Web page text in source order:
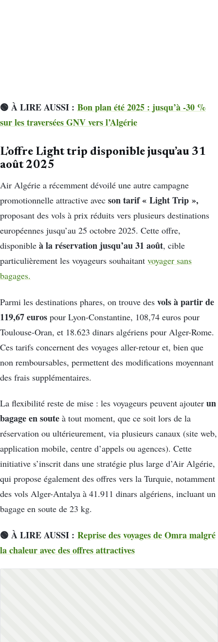
🟢 À LIRE AUSSI : Bon plan été 2025 : jusqu’à -30 %
sur les traversées GNV vers l’Algérie
L’offre Light trip disponible jusqu’au 31
août 2025
Air Algérie a récemment dévoilé une autre campagne
promotionnelle attractive avec son tarif « Light Trip »,
proposant des vols à prix réduits vers plusieurs destinations
européennes jusqu’au 25 octobre 2025. Cette offre,
disponible à la réservation jusqu’au 31 août, cible
particulièrement les voyageurs souhaitant voyager sans
bagages.
Parmi les destinations phares, on trouve des vols à partir de
119,67 euros pour Lyon-Constantine, 108,74 euros pour
Toulouse-Oran, et 18.623 dinars algériens pour Alger-Rome.
Ces tarifs concernent des voyages aller-retour et, bien que
non remboursables, permettent des modifications moyennant
des frais supplémentaires.
La flexibilité reste de mise : les voyageurs peuvent ajouter un
bagage en soute à tout moment, que ce soit lors de la
réservation ou ultérieurement, via plusieurs canaux (site web,
application mobile, centre d’appels ou agences). Cette
initiative s’inscrit dans une stratégie plus large d’Air Algérie,
qui propose également des offres vers la Turquie, notamment
des vols Alger-Antalya à 41.911 dinars algériens, incluant un
bagage en soute de 23 kg.
🟢 À LIRE AUSSI : Reprise des voyages de Omra malgré
la chaleur avec des offres attractives